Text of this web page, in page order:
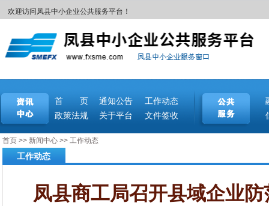
欢迎访问凤县中小企业公共服务平台！
首 页 通知公告 工作动态
政策法规
关于平台 文件签收
首页>> 新闻中心>> 工作动态
工作动态
凤县商工局召开县域企业